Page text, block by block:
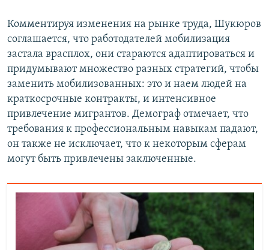
Комментируя изменения на рынке труда, Шукюров
соглашается, что работодателей мобилизация
застала врасплох, они стараются адаптироваться и
придумывают множество разных стратегий, чтобы
заменить мобилизованных: это и наем людей на
краткосрочные контракты, и интенсивное
привлечение мигрантов. Демограф отмечает, что
требования к профессиональным навыкам падают,
он также не исключает, что к некоторым сферам
могут быть привлечены заключенные.